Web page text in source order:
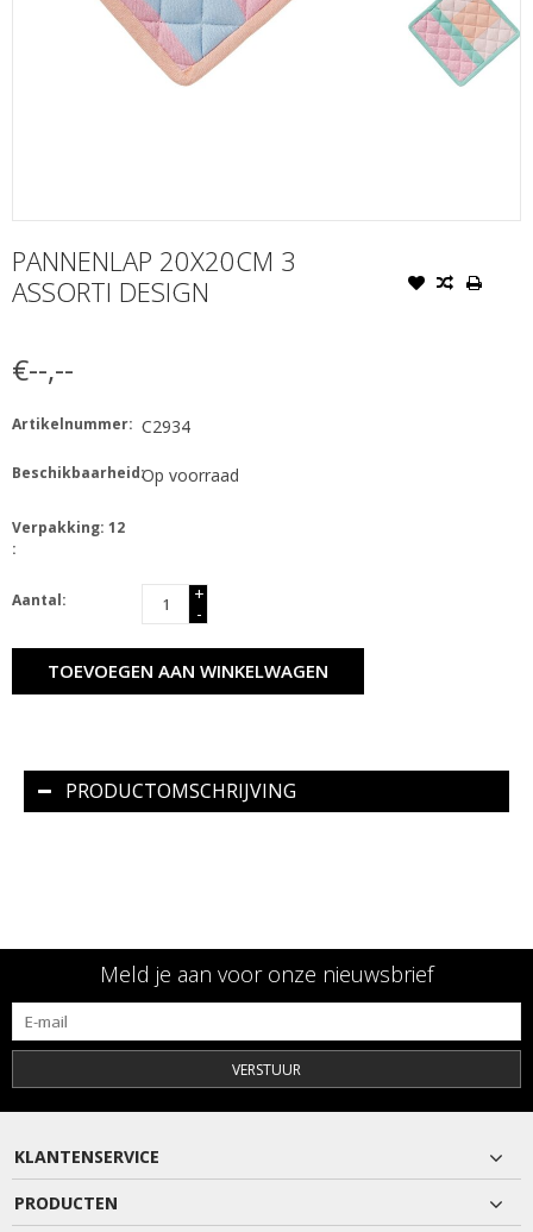
PANNENLAP 20X20CM 3
ASSORTI DESIGN
€--,--
Artikelnummer: C2934
Beschikbaarheid:Op voorraad
Verpakking: 12
:
Aantal:
+
-
TOEVOEGEN AAN WINKELWAGEN
PRODUCTOMSCHRIJVING
Meld je aan voor onze nieuwsbrief
VERSTUUR
KLANTENSERVICE
PRODUCTEN